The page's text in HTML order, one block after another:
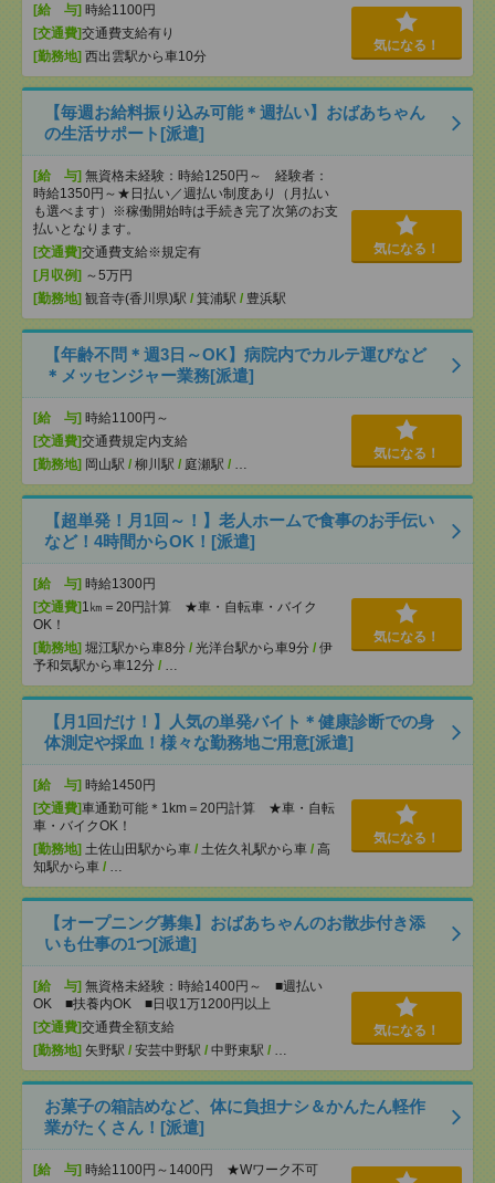
[給 与] 時給1100円
[交通費]交通費支給有り
[勤務地] 西出雲駅から車10分
気になる！
【毎週お給料振り込み可能＊週払い】おばあちゃん
の生活サポート[派遣]
[給 与] 無資格未経験：時給1250円～ 経験者：
時給1350円～★日払い／週払い制度あり（月払い
も選べます）※稼働開始時は手続き完了次第のお支
払いとなります。
[交通費]交通費支給※規定有
[月収例] ～5万円
[勤務地] 観音寺(香川県)駅 / 箕浦駅 / 豊浜駅
気になる！
【年齢不問＊週3日～OK】病院内でカルテ運びなど
＊メッセンジャー業務[派遣]
[給 与] 時給1100円～
[交通費]交通費規定内支給
[勤務地] 岡山駅 / 柳川駅 / 庭瀬駅 / …
気になる！
【超単発！月1回～！】老人ホームで食事のお手伝い
など！4時間からOK！[派遣]
[給 与] 時給1300円
[交通費]1㎞＝20円計算 ★車・自転車・バイク
OK！
[勤務地] 堀江駅から車8分 / 光洋台駅から車9分 / 伊
予和気駅から車12分 / …
気になる！
【月1回だけ！】人気の単発バイト＊健康診断での身
体測定や採血！様々な勤務地ご用意[派遣]
[給 与] 時給1450円
[交通費]車通勤可能＊1km＝20円計算 ★車・自転
車・バイクOK！
[勤務地] 土佐山田駅から車 / 土佐久礼駅から車 / 高
知駅から車 / …
気になる！
【オープニング募集】おばあちゃんのお散歩付き添
いも仕事の1つ[派遣]
[給 与] 無資格未経験：時給1400円～ ■週払い
OK ■扶養内OK ■日収1万1200円以上
[交通費]交通費全額支給
[勤務地] 矢野駅 / 安芸中野駅 / 中野東駅 / …
気になる！
お菓子の箱詰めなど、体に負担ナシ＆かんたん軽作
業がたくさん！[派遣]
[給 与] 時給1100円～1400円 ★Wワーク不可